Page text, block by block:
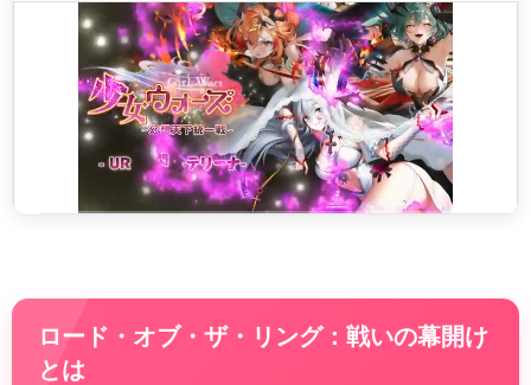
ロード・オブ・ザ・リング：戦いの幕開け
とは